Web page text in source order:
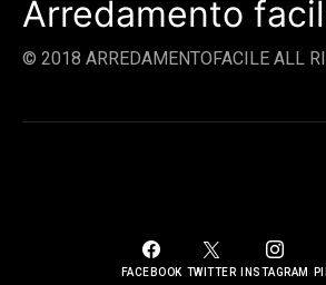
Arredamento
© 2018 ARREDAMENTOFACILE ALL
FACEBOOK TWITTER
INSTAGRAM